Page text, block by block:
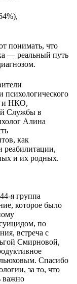
понимать, что
— реальный путь
психологического
и НКО,
Службы в
Алина
как
реабилитации,
и их родных.
я группа
которое было
по
встреча с
Смирновой,
Спасибо
за то, что
важно